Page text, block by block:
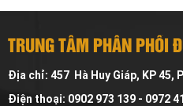
TRUNG TÂM PHÂN PHỐI
Địa chỉ: 457 Hà Huy Giáp, KP 45,
Điện thoại: 0902 973 139 - 0972